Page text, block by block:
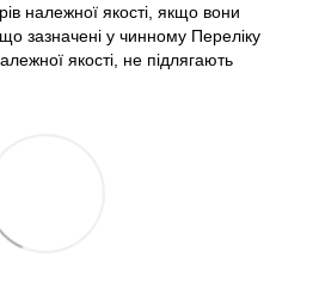
належної якості, якщо вони
зазначені у чинному Переліку
якості, не підлягають